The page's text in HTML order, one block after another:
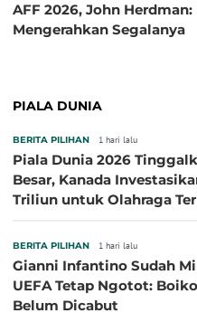
AFF 2026, John
Mengerahkan Segalanya
PIALA DUNIA
BERITA PILIHAN 1 hari lalu
Piala Dunia 2026
Besar, Kanada
Triliun untuk Olahraga
BERITA PILIHAN 1 hari lalu
Gianni Infantino Sudah
UEFA Tetap Ngotot:
Belum Dicabut